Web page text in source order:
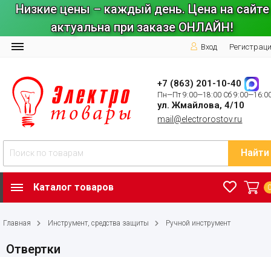
Низкие цены – каждый день. Цена на сайте
актуальна при заказе ОНЛАЙН!
Вход
+7 (863) 201-10-40
Пн—Пт 9:00—18:00 Сб
ул. Жмайлова, 4/10
mail@electrorostov.ru
Найти
Каталог товаров
Главная Инструмент, средства защиты Ручной инструмент
Отвертки